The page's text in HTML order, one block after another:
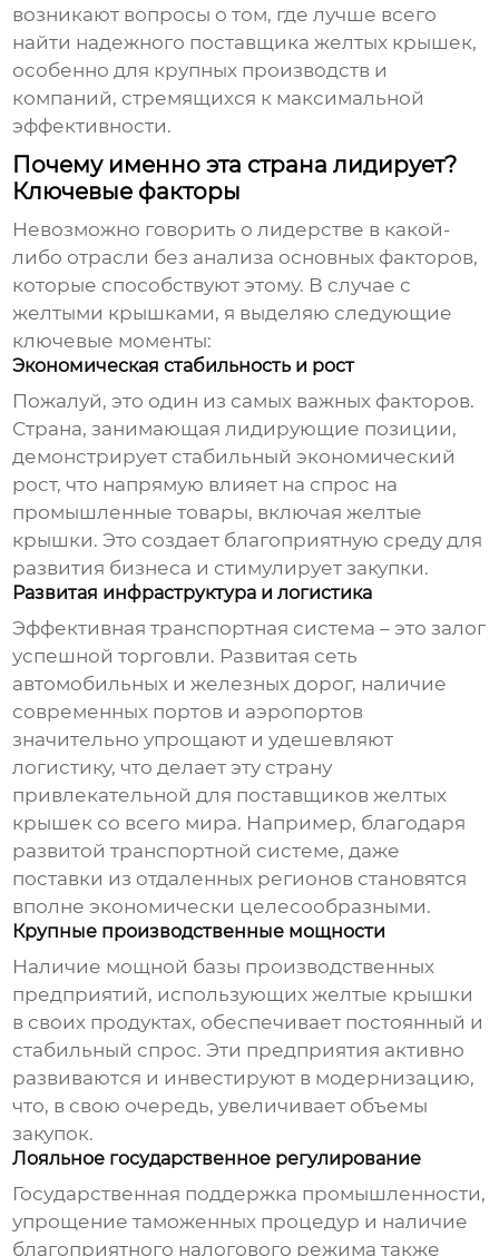
возникают вопросы о том, где лучше всего
найти надежного поставщикажелтых крышек,
особенно для крупных производств и
компаний, стремящихся к максимальной
эффективности.
Почему именно эта страна лидирует?
Ключевые факторы
Невозможно говорить о лидерстве в какой-
либо отрасли без анализа основных факторов,
которые способствуют этому. В случае с
желтыми крышками, я выделяю следующие
ключевые моменты:
Экономическая стабильность и рост
Пожалуй, это один из самых важных факторов.
Страна, занимающая лидирующие позиции,
демонстрирует стабильный экономический
рост, что напрямую влияет на спрос на
промышленные товары, включаяжелтые
крышки. Это создает благоприятную среду для
развития бизнеса и стимулирует закупки.
Развитая инфраструктура и логистика
Эффективная транспортная система – это залог
успешной торговли. Развитая сеть
автомобильных и железных дорог, наличие
современных портов и аэропортов
значительно упрощают и удешевляют
логистику, что делает эту страну
привлекательной для поставщиковжелтых
крышек со всего мира. Например, благодаря
развитой транспортной системе, даже
поставки из отдаленных регионов становятся
вполне экономически целесообразными.
Крупные производственные мощности
Наличие мощной базы производственных
предприятий, использующихжелтые крышки
в своих продуктах, обеспечивает постоянный и
стабильный спрос. Эти предприятия активно
развиваются и инвестируют в модернизацию,
что, в свою очередь, увеличивает объемы
закупок.
Лояльное государственное регулирование
Государственная поддержка промышленности,
упрощение таможенных процедур и наличие
благоприятного налогового режима также